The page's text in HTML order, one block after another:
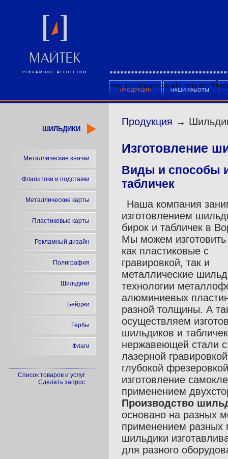
<img src='/images/top.gif'> <img src='/
ПРОДУКЦИЯ НАШИ РАБОТЫ
ШИЛЬДИКИ
Металлические значки
Флагштоки и подставки
Металлические карты
Пластиковые карты
Рекламный дизайн
Полиграфия
Шильдики
Бейджи
Гербы
Флаги
Список товаров и услуг
Сделать запрос
Продукция →
Изготовление
Виды и способы
табличек
Наша компания
изготовлением
бирок и табличек в
Мы можем изготовить
как пластиковые с
гравировкой, так и
металлические
технологии
алюминиевых
разной толщины. А
осуществляем
шильдиков и
нержавеющей стали с
лазерной
глубокой
изготовление
применением
Производство
основано на разных
применением
шильдики
для разного